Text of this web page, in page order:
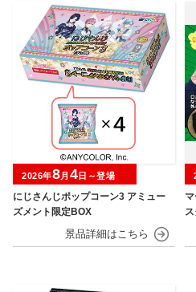
にじさんじポップコーン3 アミュー
ズメント限定BOX
2026年8月 4日～登場